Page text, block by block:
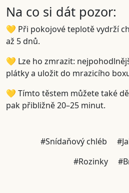
Na co si dát pozor:
💛 Při pokojové teplotě vydrží
až 5 dnů.
💛 Lze ho zmrazit:
plátky a uložit do mrazicího
💛 Tímto těstem můžete také
pak přibližně 20–25 minut.
#Snídaňový chléb
#Rozinky